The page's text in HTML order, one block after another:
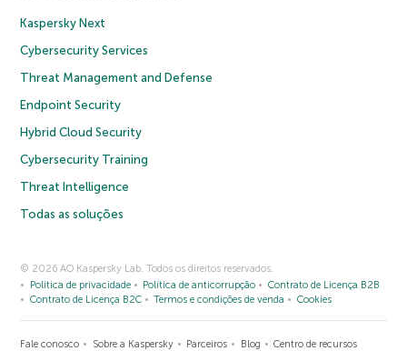
Kaspersky Next
Cybersecurity Services
Threat Management and Defense
Endpoint Security
Hybrid Cloud Security
Cybersecurity Training
Threat Intelligence
Todas as soluções
© 2026 AO Kaspersky Lab. Todos os direitos reservados.
Política de privacidade
Política de anticorrupção
Contrato de Licença B2B
Contrato de Licença B2C
Termos e condições de venda Cookies
Fale conosco Sobre a Kaspersky Parceiros Blog Centro de recursos